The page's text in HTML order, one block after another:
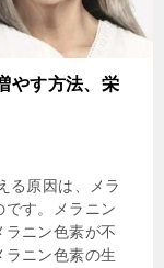
やす方法、栄
る原因は、メラ
です。メラニン
ニン色素が不
ラニン色素の生